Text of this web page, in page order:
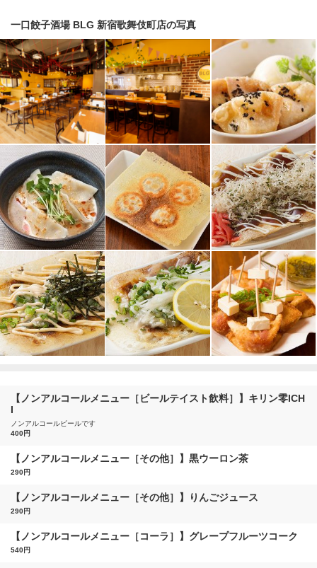
一口餃子酒場 BLG 新宿歌舞伎町店の写真
【ノンアルコールメニュー［ビールテイスト飲料］】キリン零ICH
I
ノンアルコールビールです
400円
【ノンアルコールメニュー［その他］】黒ウーロン茶
290円
【ノンアルコールメニュー［その他］】りんごジュース
290円
【ノンアルコールメニュー［コーラ］】グレープフルーツコーク
540円